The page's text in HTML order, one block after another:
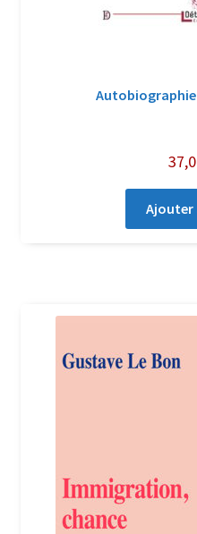
Autobiographie
Ajouter